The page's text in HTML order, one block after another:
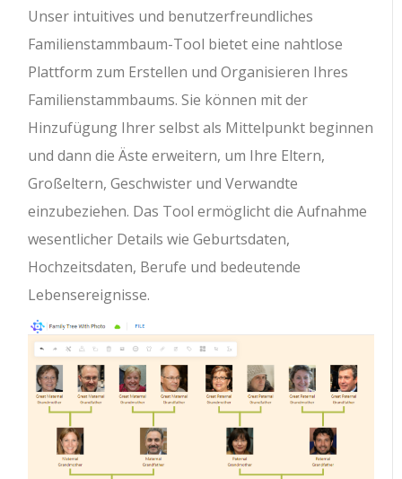
Unser intuitives und benutzerfreundliches
Familienstammbaum-Tool bietet eine nahtlose
Plattform zum Erstellen und Organisieren Ihres
Familienstammbaums. Sie können mit der
Hinzufügung Ihrer selbst als Mittelpunkt beginnen
und dann die Äste erweitern, um Ihre Eltern,
Großeltern, Geschwister und Verwandte
einzubeziehen. Das Tool ermöglicht die Aufnahme
wesentlicher Details wie Geburtsdaten,
Hochzeitsdaten, Berufe und bedeutende
Lebensereignisse.